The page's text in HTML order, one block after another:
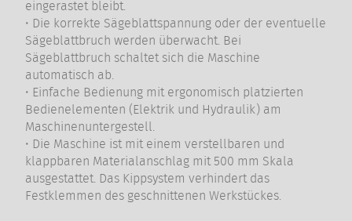
eingerastet bleibt.
• Die korrekte Sägeblattspannung oder der eventuelle
Sägeblattbruch werden überwacht. Bei
Sägeblattbruch schaltet sich die Maschine
automatisch ab.
• Einfache Bedienung mit ergonomisch platzierten
Bedienelementen (Elektrik und Hydraulik) am
Maschinenuntergestell.
• Die Maschine ist mit einem verstellbaren und
klappbaren Materialanschlag mit 500 mm Skala
ausgestattet. Das Kippsystem verhindert das
Festklemmen des geschnittenen Werkstückes.